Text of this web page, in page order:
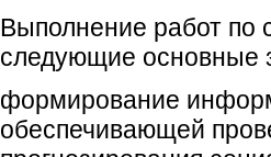
Выполнение работ по
следующие основные
формирование
обеспечивающей